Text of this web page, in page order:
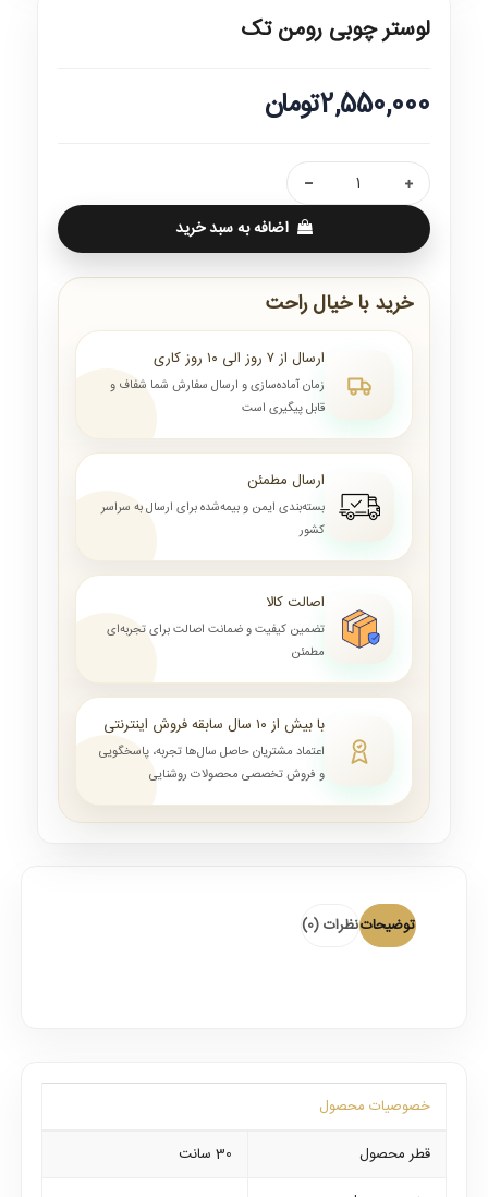
لوستر چوبی رومن تک
2,550,000تومان
اضافه به سبد خرید
خرید با خیال راحت
ارسال از ۷ روز الی ۱۰ روز کاری
زمان آماده‌سازی و ارسال سفارش شما شفاف و
قابل پیگیری است
ارسال مطمئن
بسته‌بندی ایمن و بیمه‌شده برای ارسال به سراسر
کشور
اصالت کالا
تضمین کیفیت و ضمانت اصالت برای تجربه‌ای
مطمئن
با بیش از ۱۰ سال سابقه فروش اینترنتی
اعتماد مشتریان حاصل سال‌ها تجربه، پاسخگویی
و فروش تخصصی محصولات روشنایی
توضیحاتنظرات (0)
خصوصیات محصول
قطر محصول
30 سانت